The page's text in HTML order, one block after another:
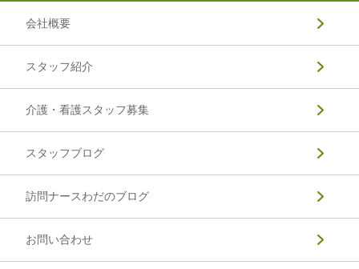
会社概要
スタッフ紹介
介護・看護スタッフ募集
スタッフブログ
訪問ナースわだのブログ
お問い合わせ